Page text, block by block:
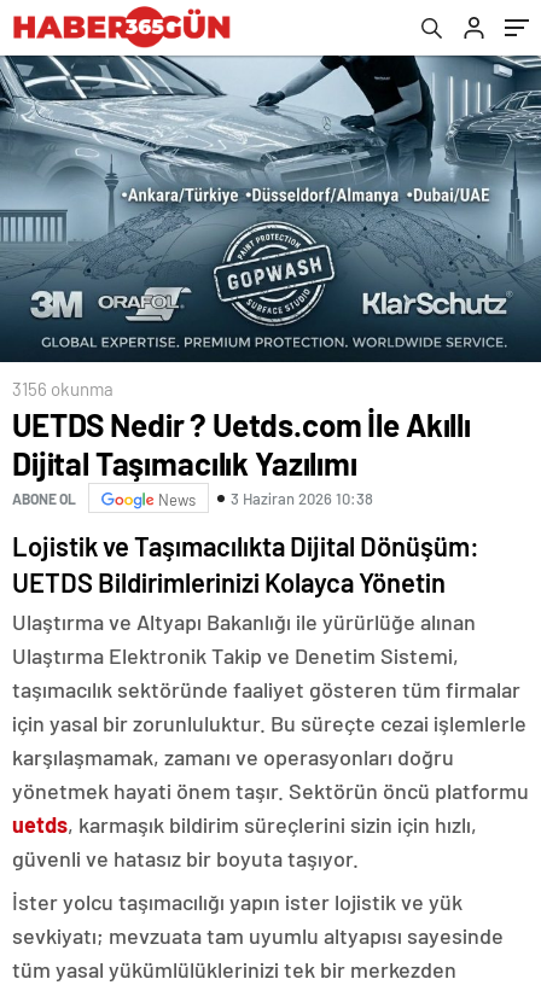
3156 okunma
UETDS Nedir ? Uetds.com İle Akıllı
Dijital Taşımacılık Yazılımı
ABONE OL News 3 Haziran 2026 10:38
Lojistik ve Taşımacılıkta Dijital Dönüşüm:
UETDS Bildirimlerinizi Kolayca Yönetin
Ulaştırma ve Altyapı Bakanlığı ile yürürlüğe alınan
Ulaştırma Elektronik Takip ve Denetim Sistemi,
taşımacılık sektöründe faaliyet gösteren tüm firmalar
için yasal bir zorunluluktur. Bu süreçte cezai işlemlerle
karşılaşmamak, zamanı ve operasyonları doğru
yönetmek hayati önem taşır. Sektörün öncü platformu
uetds, karmaşık bildirim süreçlerini sizin için hızlı,
güvenli ve hatasız bir boyuta taşıyor.
İster yolcu taşımacılığı yapın ister lojistik ve yük
sevkiyatı; mevzuata tam uyumlu altyapısı sayesinde
tüm yasal yükümlülüklerinizi tek bir merkezden